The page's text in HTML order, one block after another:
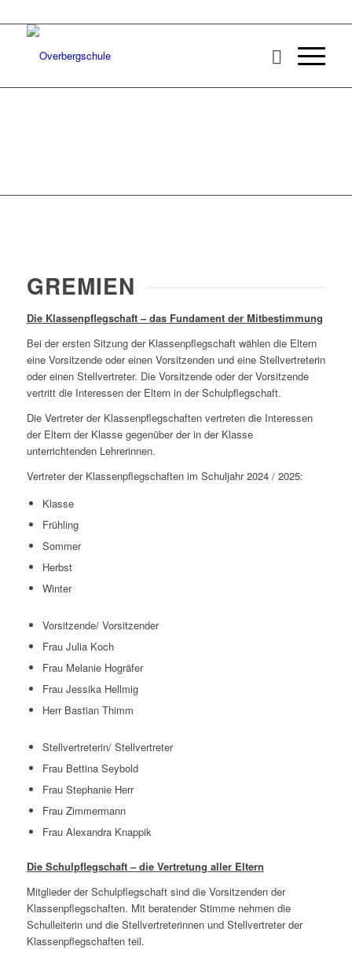
GREMIEN
Die Klassenpflegschaft – das Fundament der Mitbestimmung
Bei der ersten Sitzung der Klassenpflegschaft wählen die Eltern
eine Vorsitzende oder einen Vorsitzenden und eine Stellvertreterin
oder einen Stellvertreter. Die Vorsitzende oder der Vorsitzende
vertritt die Interessen der Eltern in der Schulpflegschaft.
Die Vertreter der Klassenpflegschaften vertreten die Interessen
der Eltern der Klasse gegenüber der in der Klasse
unterrichtenden Lehrerinnen.
Vertreter der Klassenpflegschaften im Schuljahr 2024 / 2025:
Klasse
Frühling
Sommer
Herbst
Winter
Vorsitzende/ Vorsitzender
Frau Julia Koch
Frau Melanie Hogräfer
Frau Jessika Hellmig
Herr Bastian Thimm
Stellvertreterin/ Stellvertreter
Frau Bettina Seybold
Frau Stephanie Herr
Frau Zimmermann
Frau Alexandra Knappik
Die Schulpflegschaft – die Vertretung aller Eltern
Mitglieder der Schulpflegschaft sind die Vorsitzenden der
Klassenpflegschaften. Mit beratender Stimme nehmen die
Schulleiterin und die Stellvertreterinnen und Stellvertreter der
Klassenpflegschaften teil.